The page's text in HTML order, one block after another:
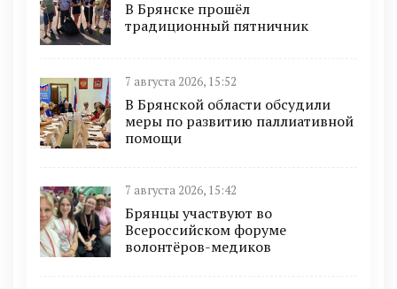
В Брянске прошёл
традиционный пятничник
7 августа 2026, 15:52
В Брянской области обсудили
меры по развитию паллиативной
помощи
7 августа 2026, 15:42
Брянцы участвуют во
Всероссийском форуме
волонтёров-медиков